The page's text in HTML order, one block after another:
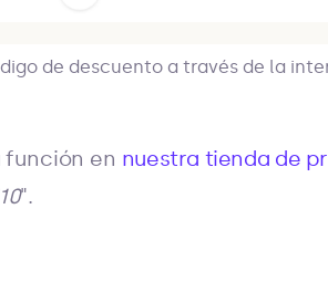
de descuento a través de la
en nuestra tienda de
".